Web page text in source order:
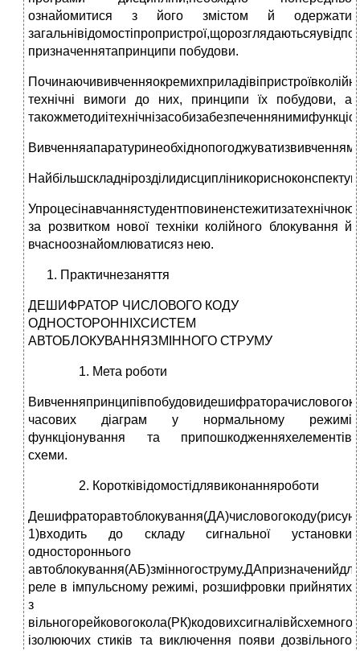
ознайомитися з його змістом й одержати
призначеннятапринципи побудови.
технічні вимоги до них, принципи їх побудови, а
за розвитком нової техніки колійного блокування й
вчасноознайомлюватисяз нею.
Практичнезаняття
ДЕШИФРАТОР ЧИСЛОВОГО КОДУ
ОДНОСТОРОННІХСИСТЕМ
АВТОБЛОКУВАННЯЗМІННОГО СТРУМУ
Мета роботи
часових діаграм у нормальному режимі
функціонування та припошкодженняхелементів
схеми.
Коротківідомостідлявиконанняроботи
1)входить до складу сигнальної установки
одностороннього
реле в імпульсному режимі, розшифровки прийнятих
з
ізолюючих стиків та виключення появи дозвільного